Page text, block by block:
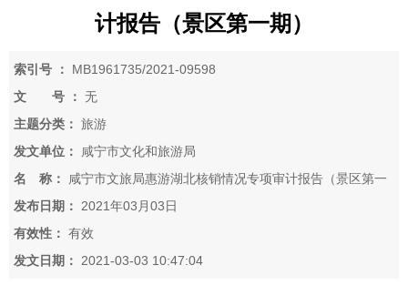
计报告（景区第一期）
索引号 ：
MB1961735/2021-09598
文 号 ： 无
主题分类： 旅游
发文单位：
咸宁市文化和旅游局
名 称：
咸宁市文旅局惠游湖北核销情况专项审计报告（景区第一
期）
发布日期：
2021年03月03日
有效性： 有效
发文日期：
2021-03-03 10:47:04